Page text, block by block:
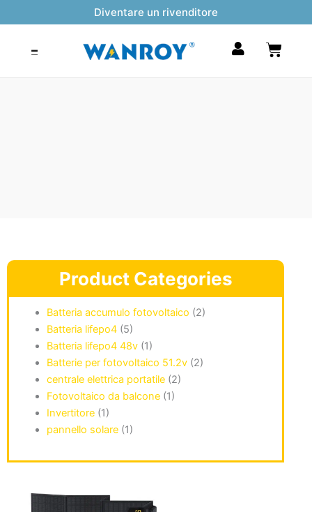
al
Diventare un rivenditore
Product Categories
Batteria accumulo fotovoltaico (2)
Batteria lifepo4 (5)
Batteria lifepo4 48v (1)
Batterie per fotovoltaico 51.2v (2)
centrale elettrica portatile (2)
Fotovoltaico da balcone (1)
Invertitore (1)
pannello solare (1)